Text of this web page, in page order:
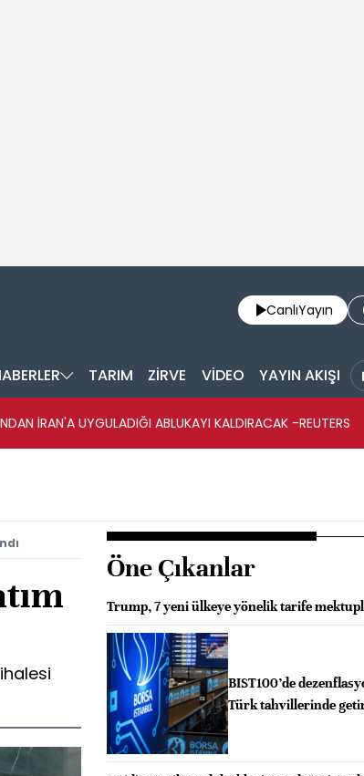
CanlıYayın
TARIM ZİRVE VİDEO YAYIN AKIŞI
İRAN'A UYGULADIĞI ABLUKAYI KALDIRACAK -REUTERS
Öne Çıkanlar
Trump, 7 yeni ülkeye yönelik tarife
BIST100’de
Türk tahvillerinde